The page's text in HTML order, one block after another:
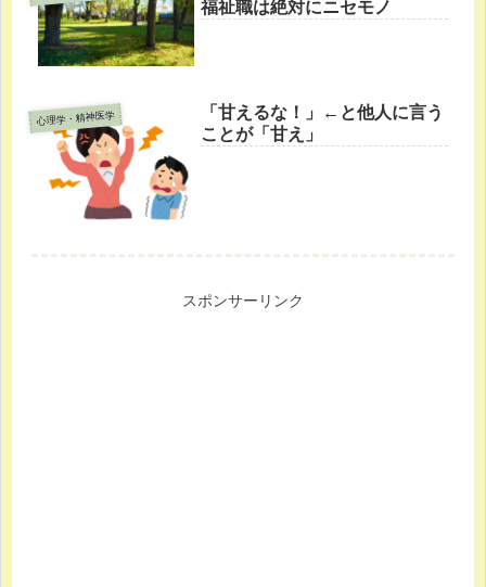
福祉職は絶対にニセモノ
心理学・精神医学
「甘えるな！」←と他人に言う
ことが「甘え」
スポンサーリンク